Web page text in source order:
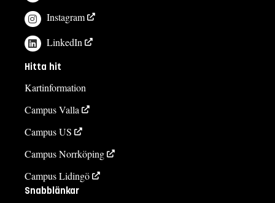
Instagram
LinkedIn
Hitta hit
Kartinformation
Campus Valla
Campus US
Campus Norrköping
Campus Lidingö
Snabblänkar